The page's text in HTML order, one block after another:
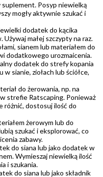
suplement. Posyp niewielką
mogły aktywnie szukać i
dodatek do kącika
małej szczypty na raz.
sianem lub materiałem do
dodatkowego urozmaicenia.
dodatek do strefy kopania
sianie, ziołach lub ściółce,
do żerowania, np. na
strefie Ratscaping. Ponieważ
różnić, dostosuj ilość do
żerowym lub do
szukać i eksplorować, co
zabawy.
do siana lub jako dodatek w
Wymieszaj niewielką ilość
i szukania.
do siana lub jako składnik